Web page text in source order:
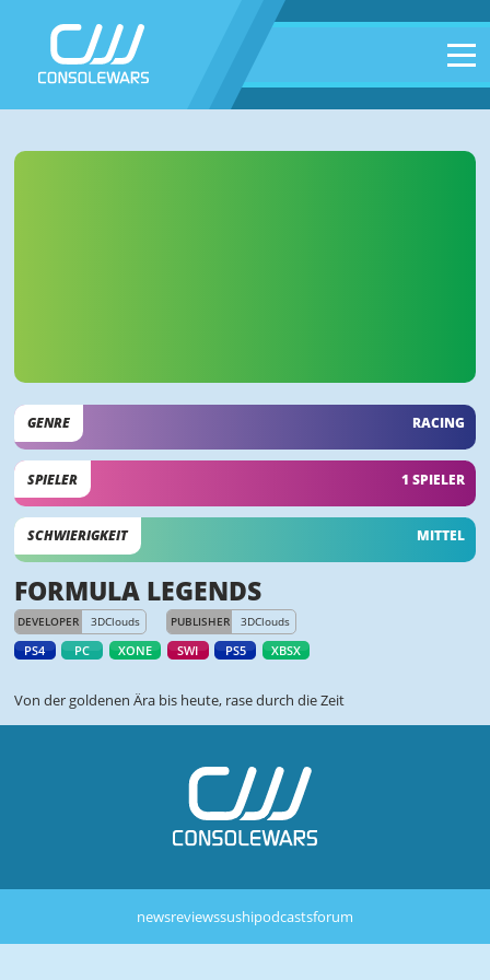
GENRE RACING
SPIELER 1 SPIELER
SCHWIERIGKEIT MITTEL
FORMULA LEGENDS
DEVELOPER 3DClouds PUBLISHER 3DClouds
PS4 PC XONE SWI PS5 XBSX
Von der goldenen Ära bis heute, rase durch die Zeit
newsreviewssushipodcastsforum